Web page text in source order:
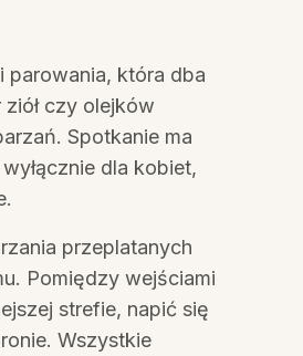
która dba
czy olejków
Spotkanie ma
dla kobiet,
przeplatanych
Pomiędzy wejściami
strefie, napić się
Wszystkie